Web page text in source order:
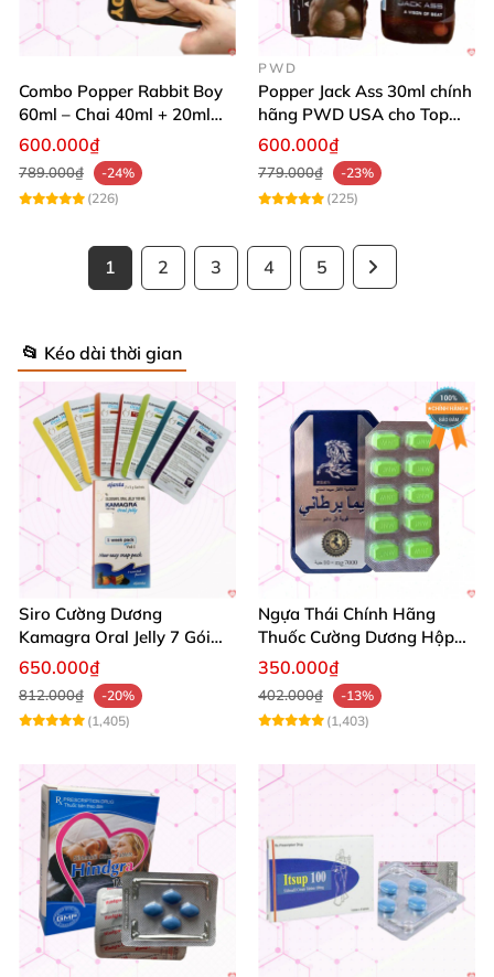
Combo Popper Rabbit Boy
60ml – Chai 40ml + 20ml
Siêu Mạnh Dành Riêng Cho
600.000₫
789.000₫
-24%
(226)
PWD
Popper Jack Ass 30ml chính
hãng PWD USA cho Top
Bot
600.000₫
779.000₫
-23%
(225)
1 2 3 4 5
📂 Kéo dài thời gian
Siro Cường Dương
Kamagra Oral Jelly 7 Gói
Hương Trái Cây Tăng
Cường Sinh Lực
650.000₫
812.000₫
-20%
(1,405)
Ngựa Thái Chính Hãng
Thuốc Cường Dương Hộp
10 Viên Kéo Dài Thời Gian
350.000₫
402.000₫
-13%
(1,403)